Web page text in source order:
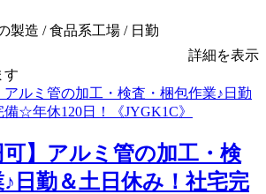
製造 / 食品系工場 / 日勤
詳細を表示
す
可】アルミ管の加工・検
日勤＆土日休み！社宅完